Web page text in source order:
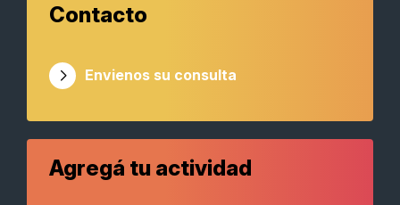
Contacto
Envienos su consulta
Agregá tu actividad